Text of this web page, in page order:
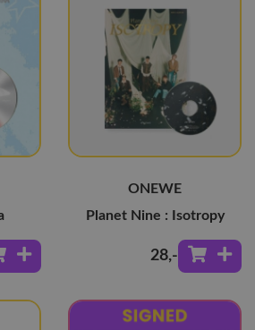
ONEWE
Planet Nine : Isotropy
28,-